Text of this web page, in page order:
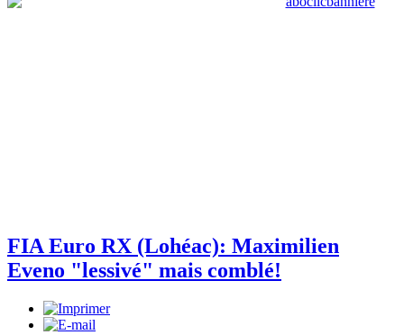
FIA Euro RX (Lohéac): Maximilien
Eveno "lessivé" mais comblé!